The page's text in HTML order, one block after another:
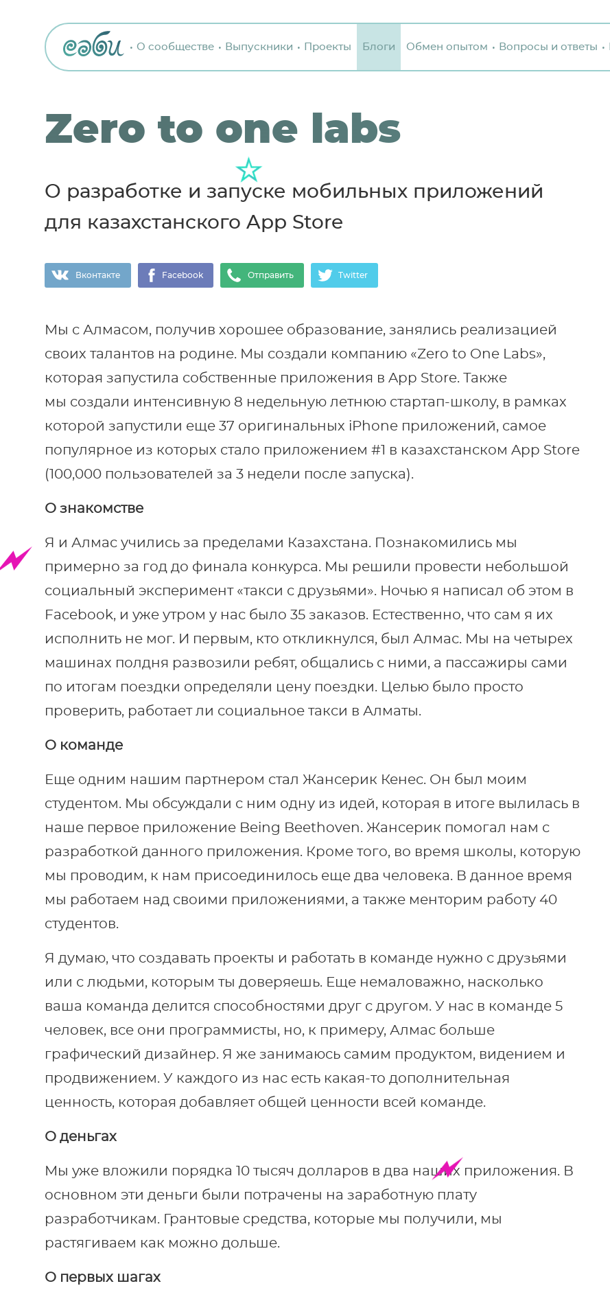
О сообществе Выпускники Проекты Блоги Обмен опытом Вопросы и ответы
Zero to one labs
О разработке и запуске мобильных приложений
для казахстанского App Store
Вконтакте Facebook Отправить Twitter
Мы с Алмасом, получив хорошее образование, занялись реализацией
своих талантов на родине. Мы создали компанию «Zero to One Labs»,
которая запустила собственные приложения в App Store. Также
мы создали интенсивную 8 недельную летнюю стартап-школу, в рамках
которой запустили еще 37 оригинальных iPhone приложений, самое
популярное из которых стало приложением #1 в казахстанском App Store
(100,000 пользователей за 3 недели после запуска).
О знакомстве
Я и Алмас учились за пределами Казахстана. Познакомились мы
примерно за год до финала конкурса. Мы решили провести небольшой
социальный эксперимент «такси с друзьями». Ночью я написал об этом в
Facebook, и уже утром у нас было 35 заказов. Естественно, что сам я их
исполнить не мог. И первым, кто откликнулся, был Алмас. Мы на четырех
машинах полдня развозили ребят, общались с ними, а пассажиры сами
по итогам поездки определяли цену поездки. Целью было просто
проверить, работает ли социальное такси в Алматы.
О команде
Еще одним нашим партнером стал Жансерик Кенес. Он был моим
студентом. Мы обсуждали с ним одну из идей, которая в итоге вылилась в
наше первое приложение Being Beethoven. Жансерик помогал нам с
разработкой данного приложения. Кроме того, во время школы, которую
мы проводим, к нам присоединилось еще два человека. В данное время
мы работаем над своими приложениями, а также менторим работу 40
студентов.
Я думаю, что создавать проекты и работать в команде нужно с друзьями
или с людьми, которым ты доверяешь. Еще немаловажно, насколько
ваша команда делится способностями друг с другом. У нас в команде 5
человек, все они программисты, но, к примеру, Алмас больше
графический дизайнер. Я же занимаюсь самим продуктом, видением и
продвижением. У каждого из нас есть какая-то дополнительная
ценность, которая добавляет общей ценности всей команде.
О деньгах
Мы уже вложили порядка 10 тысяч долларов в два наших приложения. В
основном эти деньги были потрачены на заработную плату
разработчикам. Грантовые средства, которые мы получили, мы
растягиваем как можно дольше.
О первых шагах